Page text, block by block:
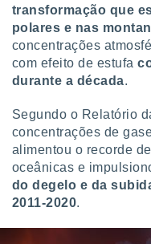
para
navegação
não
ou
Pode
transformação que
polares e nas
concentrações
com efeito de estufa
durante a década.
Segundo o Relatório
concentrações de
alimentou o recorde
oceânicas e
do degelo e da
2011-2020.